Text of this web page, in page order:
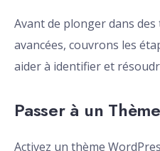
Avant de plonger dans
avancées, couvrons les
aider à identifier et
Passer à un
Activez un thème